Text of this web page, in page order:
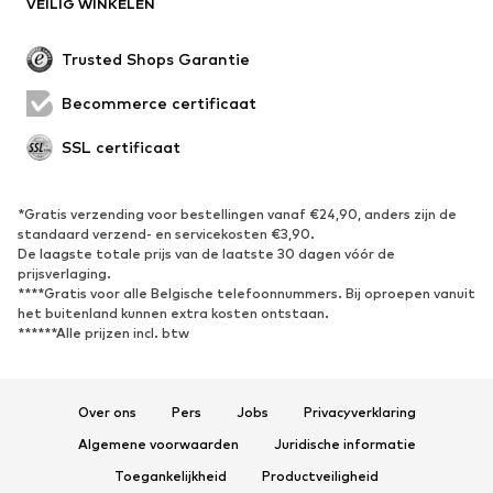
VEILIG WINKELEN
Trusted Shops Garantie
Becommerce certificaat
SSL certificaat
*Gratis verzending voor bestellingen vanaf €24,90, anders zijn de
standaard verzend- en servicekosten €3,90.
De laagste totale prijs van de laatste 30 dagen vóór de
prijsverlaging.
****Gratis voor alle Belgische telefoonnummers. Bij oproepen vanuit
het buitenland kunnen extra kosten ontstaan.
******Alle prijzen incl. btw
Over ons Pers Jobs
Privacyverklaring
Algemene voorwaarden
Juridische informatie
Toegankelijkheid
Productveiligheid